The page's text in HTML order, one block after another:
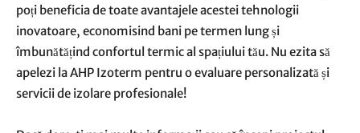
poți beneficia de toate avantajele acestei tehnologii
inovatoare, economisind bani pe termen lung și
îmbunătățind confortul termic al spațiului tău. Nu ezita să
apelezi la AHP Izoterm pentru o evaluare personalizată și
servicii de izolare profesionale!